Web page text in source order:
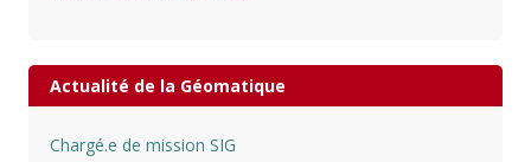
Actualité de la Géomatique
Chargé.e de mission SIG